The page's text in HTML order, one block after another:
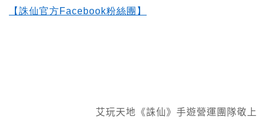
【誅仙官方Facebook粉絲團】
艾玩天地《誅仙》手遊營運團隊敬上